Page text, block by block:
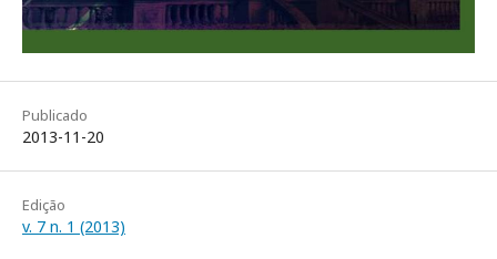
Publicado
2013-11-20
Edição
v. 7 n. 1 (2013)